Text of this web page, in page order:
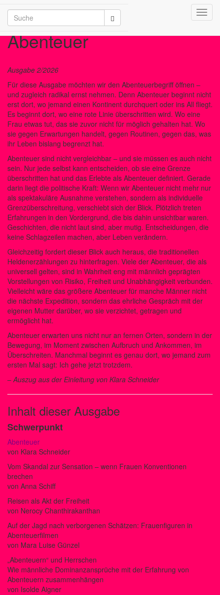
/2026
Abenteuer
Ausgabe 2/2026
Für diese Ausgabe möchten wir den Abenteuerbegriff öffnen –
und zugleich radikal ernst nehmen. Denn Abenteuer beginnt nicht
erst dort, wo jemand einen Kontinent durchquert oder ins All fliegt.
Es beginnt dort, wo eine rote Linie überschritten wird. Wo eine
Frau etwas tut, das sie zuvor nicht für möglich gehalten hat. Wo
sie gegen Erwartungen handelt, gegen Routinen, gegen das, was
ihr Leben bislang begrenzt hat.
Abenteuer sind nicht vergleichbar – und sie müssen es auch nicht
sein. Nur jede selbst kann entscheiden, ob sie eine Grenze
überschritten hat und das Erlebte als Abenteuer definiert. Gerade
darin liegt die politische Kraft: Wenn wir Abenteuer nicht mehr nur
als spektakuläre Ausnahme verstehen, sondern als individuelle
Grenzüberschreitung, verschiebt sich der Blick. Plötzlich treten
Erfahrungen in den Vordergrund, die bis dahin unsichtbar waren.
Geschichten, die nicht laut sind, aber mutig. Entscheidungen, die
keine Schlagzeilen machen, aber Leben verändern.
Gleichzeitig fordert dieser Blick auch heraus, die traditionellen
Heldenerzählungen zu hinterfragen. Viele der Abenteuer, die als
universell gelten, sind in Wahrheit eng mit männlich geprägten
Vorstellungen von Risiko, Freiheit und Unabhängigkeit verbunden.
Vielleicht wäre das größere Abenteuer für manche Männer nicht
die nächste Expedition, sondern das ehrliche Gespräch mit der
eigenen Mutter darüber, wo sie verzichtet, getragen und
ermöglicht hat.
Abenteuer erwarten uns nicht nur an fernen Orten, sondern in der
Bewegung, im Moment zwischen Aufbruch und Ankommen, im
Überschreiten. Manchmal beginnt es genau dort, wo jemand zum
ersten Mal sagt: Ich gehe jetzt trotzdem.
–Auszug aus der Einleitung von Klara Schneider
Inhalt dieser Ausgabe
Schwerpunkt
Abenteuer
von Klara Schneider
Vom Skandal zur Sensation – wenn Frauen Konventionen
brechen
von Anna Schiff
Reisen als Akt der Freiheit
von Nerocy Chanthirakanthan
Auf der Jagd nach verborgenen Schätzen: Frauenfiguren in
Abenteuerfilmen
von Mara Luise Günzel
„Abenteuern“ und Herrschen
Wie männliche Dominanzansprüche mit der Erfahrung von
Abenteuern zusammenhängen
von Isolde Aigner